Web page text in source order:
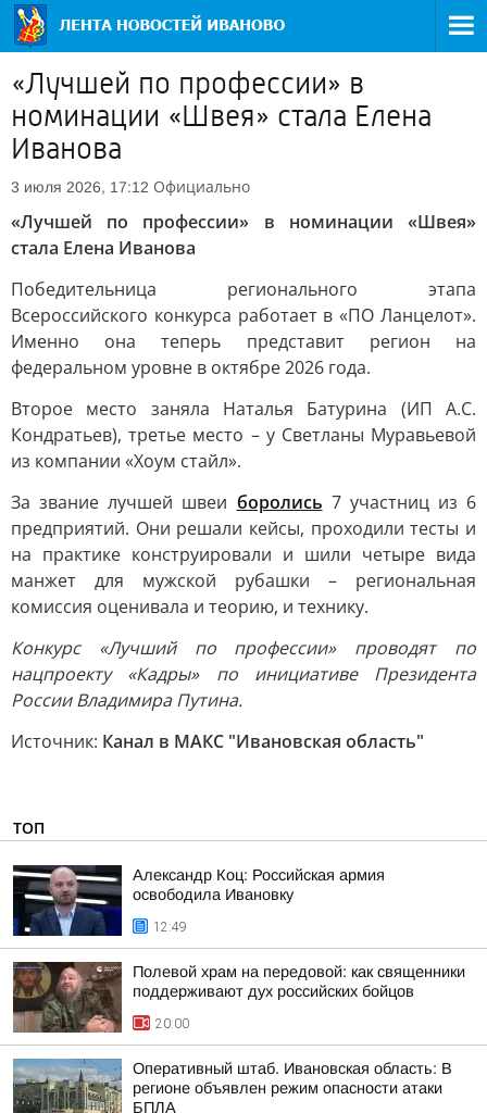
«Лучшей по профессии» в
номинации «Швея» стала Елена
Иванова
3 июля 2026, 17:12 Официально
«Лучшей по профессии» в номинации «Швея»
стала Елена Иванова
Победительница регионального этапа
Всероссийского конкурса работает в «ПО Ланцелот».
Именно она теперь представит регион на
федеральном уровне в октябре 2026 года.
Второе место заняла Наталья Батурина (ИП А.С.
Кондратьев), третье место – у Светланы Муравьевой
из компании «Хоум стайл».
За звание лучшей швеи боролись 7 участниц из 6
предприятий. Они решали кейсы, проходили тесты и
на практике конструировали и шили четыре вида
манжет для мужской рубашки – региональная
комиссия оценивала и теорию, и технику.
Конкурс «Лучший по профессии» проводят по
нацпроекту «Кадры» по инициативе Президента
России Владимира Путина.
Источник: Канал в МАКС "Ивановская область"
ТОП
Александр Коц: Российская армия
освободила Ивановку
12:49
Полевой храм на передовой: как священники
поддерживают дух российских бойцов
20:00
Оперативный штаб. Ивановская область: В
регионе объявлен режим опасности атаки
БПЛА